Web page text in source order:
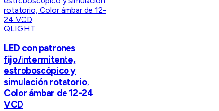
QLIGHT
LED con patrones
fijo/intermitente,
estroboscópico y
simulación rotatorio,
Color ámbar de 12-24
VCD